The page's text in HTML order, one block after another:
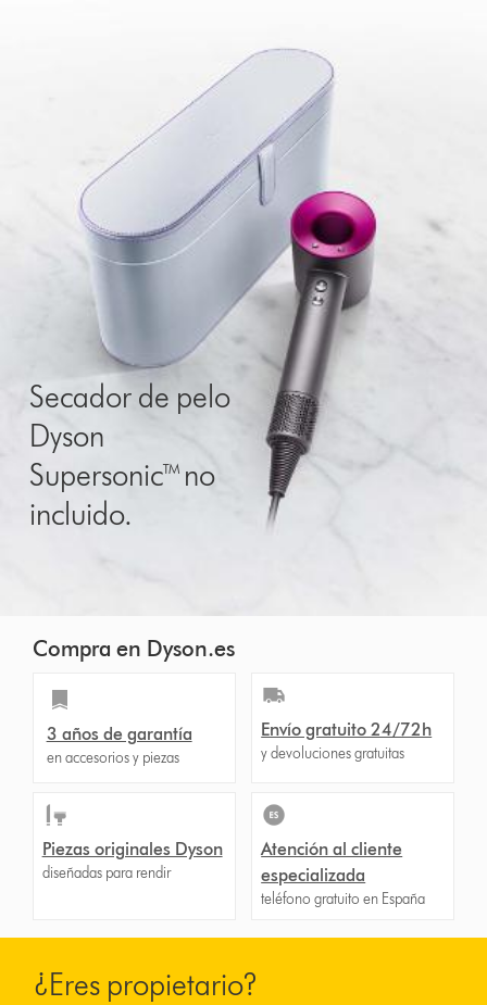
Secador de pelo
Dyson
Supersonic™ no
incluido.
Compra en Dyson.es
3 años de garantía
en accesorios y piezas
Envío gratuito 24/72h
y devoluciones gratuitas
Piezas originales Dyson
diseñadas para rendir
Atención al cliente
especializada
teléfono gratuito en España
¿Eres propietario?